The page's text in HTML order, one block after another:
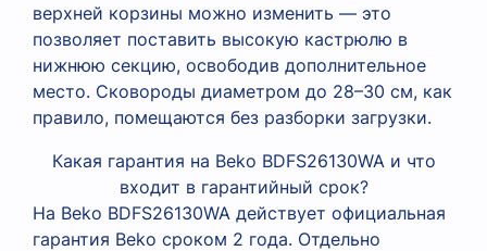
верхней корзины можно изменить — это
позволяет поставить высокую кастрюлю в
нижнюю секцию, освободив дополнительное
место. Сковороды диаметром до 28–30 см, как
правило, помещаются без разборки загрузки.
Какая гарантия на Beko BDFS26130WA и что
входит в гарантийный срок?
На Beko BDFS26130WA действует официальная
гарантия Beko сроком 2 года. Отдельно